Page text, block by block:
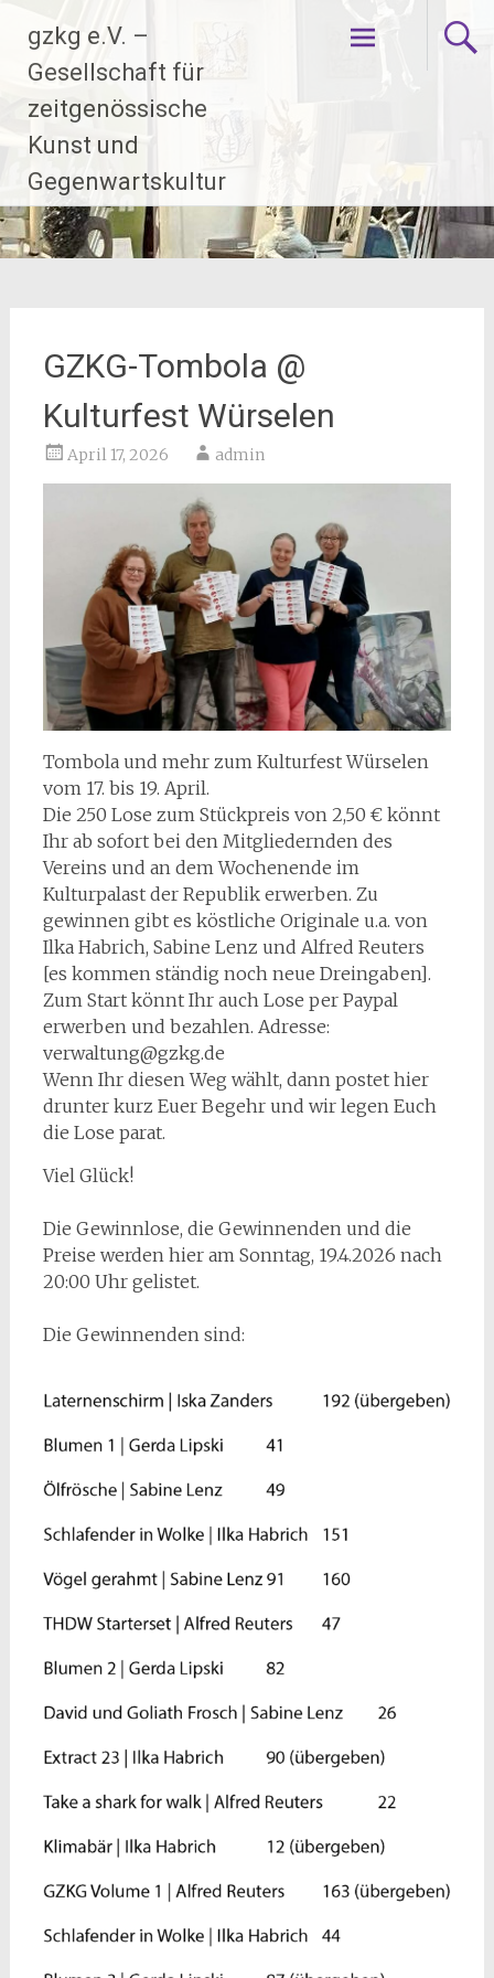
Inhalt
springen
gzkg e.V. –
Gesellschaft für
zeitgenössische
Kunst und
Gegenwartskultur
GZKG-Tombola @
Kulturfest Würselen
April 17, 2026 admin
Tombola und mehr zum Kulturfest Würselen
vom 17. bis 19. April.
Die 250 Lose zum Stückpreis von 2,50 € könnt
Ihr ab sofort bei den Mitgliedernden des
Vereins und an dem Wochenende im
Kulturpalast der Republik erwerben. Zu
gewinnen gibt es köstliche Originale u.a. von
Ilka Habrich, Sabine Lenz und Alfred Reuters
[es kommen ständig noch neue Dreingaben].
Zum Start könnt Ihr auch Lose per Paypal
erwerben und bezahlen. Adresse:
verwaltung@gzkg.de
Wenn Ihr diesen Weg wählt, dann postet hier
drunter kurz Euer Begehr und wir legen Euch
die Lose parat.
Viel Glück!
Die Gewinnlose, die Gewinnenden und die
Preise werden hier am Sonntag, 19.4.2026 nach
20:00 Uhr gelistet.
Die Gewinnenden sind: